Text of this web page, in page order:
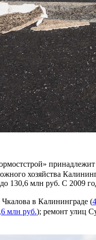
хозяйства
130,6 млн руб. С 2009
в Калининграде (
млн руб.); ремонт улиц